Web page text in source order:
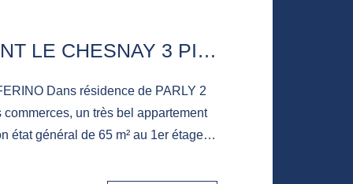
APPARTEMENT LE CHESNAY 3 PIÈCE(S) 65 M2
de PARLY 2
un très bel appartement
état général de 65 m² au 1er étage
2 chambres, une salle de bains, un